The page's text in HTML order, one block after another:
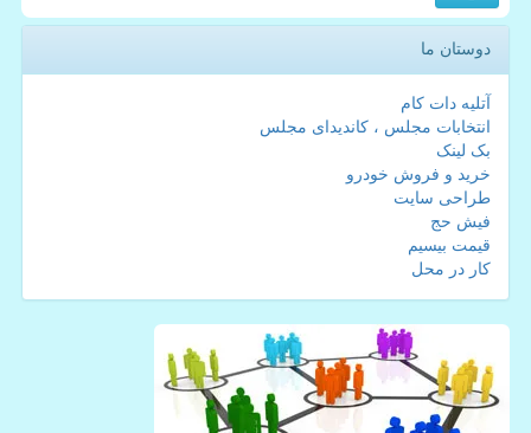
دوستان ما
آتلیه دات کام
انتخابات مجلس ، کاندیدای مجلس
بک لینک
خرید و فروش خودرو
طراحی سایت
فیش حج
قیمت بیسیم
کار در محل